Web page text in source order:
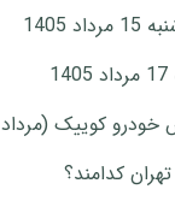
کوییک (مرداد 1405)
کدامند؟